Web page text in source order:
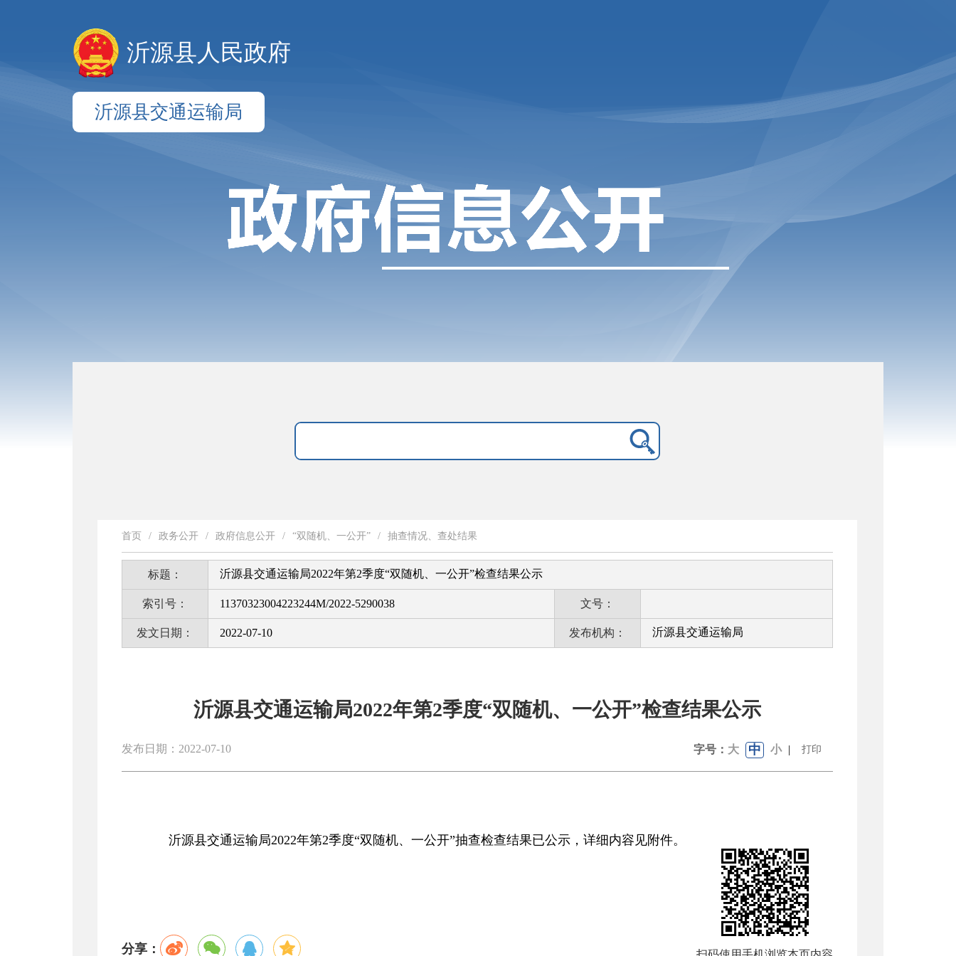
沂源县人民政府
沂源县交通运输局
首页 / 政务公开 / 政府信息公开 / “双随机、一公开” / 抽查情况、查处结果
标题： 沂源县交通运输局2022年第2季度“双随机、一公开”检查结果公示
索引号： 11370323004223244M/2022-5290038 文号：
发文日期： 2022-07-10 发布机构： 沂源县交通运输局
沂源县交通运输局2022年第2季度“双随机、一公开”检查结果公示
发布日期：2022-07-10 字号： 大 中 小 | 打印
沂源县交通运输局2022年第2季度“双随机、一公开”抽查检查结果已公示，详细内容见附件。
分享：